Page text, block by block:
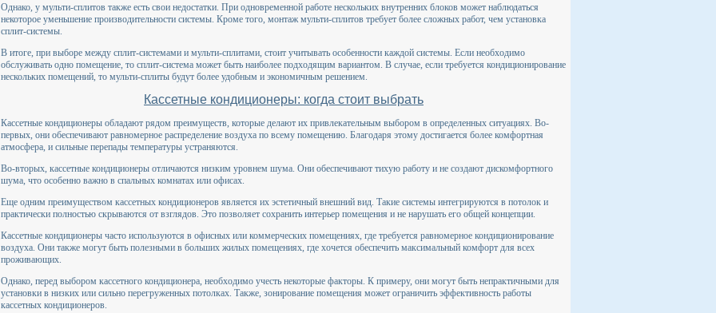
Однако, у мульти-сплитов также есть свои недостатки. При одновременной работе нескольких внутренних блоков может наблюдаться
некоторое уменьшение производительности системы. Кроме того, монтаж мульти-сплитов требует более сложных работ, чем установка
сплит-системы.
В итоге, при выборе между сплит-системами и мульти-сплитами, стоит учитывать особенности каждой системы. Если необходимо
обслуживать одно помещение, то сплит-система может быть наиболее подходящим вариантом. В случае, если требуется кондиционирование
нескольких помещений, то мульти-сплиты будут более удобным и экономичным решением.
Кассетные кондиционеры: когда стоит выбрать
Кассетные кондиционеры обладают рядом преимуществ, которые делают их привлекательным выбором в определенных ситуациях. Во-
первых, они обеспечивают равномерное распределение воздуха по всему помещению. Благодаря этому достигается более комфортная
атмосфера, и сильные перепады температуры устраняются.
Во-вторых, кассетные кондиционеры отличаются низким уровнем шума. Они обеспечивают тихую работу и не создают дискомфортного
шума, что особенно важно в спальных комнатах или офисах.
Еще одним преимуществом кассетных кондиционеров является их эстетичный внешний вид. Такие системы интегрируются в потолок и
практически полностью скрываются от взглядов. Это позволяет сохранить интерьер помещения и не нарушать его общей концепции.
Кассетные кондиционеры часто используются в офисных или коммерческих помещениях, где требуется равномерное кондиционирование
воздуха. Они также могут быть полезными в больших жилых помещениях, где хочется обеспечить максимальный комфорт для всех
проживающих.
Однако, перед выбором кассетного кондиционера, необходимо учесть некоторые факторы. К примеру, они могут быть непрактичными для
установки в низких или сильно перегруженных потолках. Также, зонирование помещения может ограничить эффективность работы
кассетных кондиционеров.